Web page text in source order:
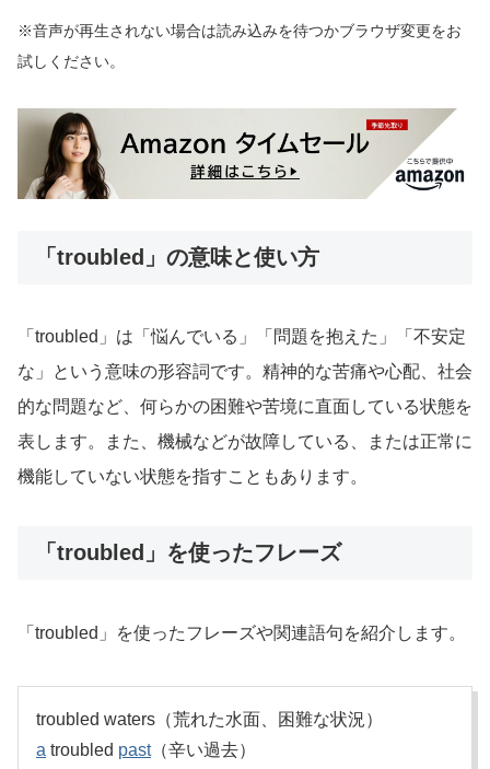
※音声が再生されない場合は読み込みを待つかブラウザ変更をお
試しください。
「troubled」の意味と使い方
「troubled」は「悩んでいる」「問題を抱えた」「不安定
な」という意味の形容詞です。精神的な苦痛や心配、社会
的な問題など、何らかの困難や苦境に直面している状態を
表します。また、機械などが故障している、または正常に
機能していない状態を指すこともあります。
「troubled」を使ったフレーズ
「troubled」を使ったフレーズや関連語句を紹介します。
troubled waters（荒れた水面、困難な状況）
a troubled past（辛い過去）